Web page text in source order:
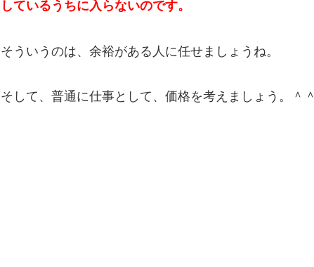
しているうちに入らないのです。
そういうのは、余裕がある人に任せましょうね。
そして、普通に仕事として、価格を考えましょう。＾＾